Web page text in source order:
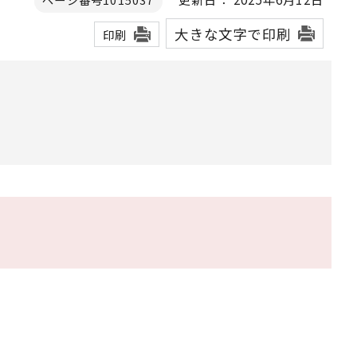
印刷 大きな文字で印刷